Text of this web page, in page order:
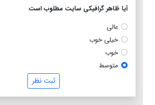
آیا ظاهر گرافیکی سایت مطلوب است
عالی
خیلی خوب
خوب
متوسط
ثبت نظر